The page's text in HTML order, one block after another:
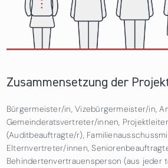
Zusammensetzung der
Bürgermeister/in, Vizebürgermeister/in,
Gemeinderatsvertreter/innen,
(Auditbeauftragte/r),
Elternvertreter/innen,
Behindertenvertrauensperson (aus jeder